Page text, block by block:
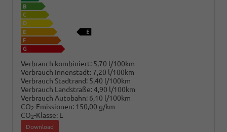
Verbrauch kombiniert: 5,70 l/100km
Verbrauch Innenstadt: 7,20 l/100km
Verbrauch Stadtrand: 5,40 l/100km
Verbrauch Landstraße:4,90 l/100km
Verbrauch Autobahn: 6,10 l/100km
CO2-Emissionen: 150,00 g/km
CO2-Klasse: E
Download